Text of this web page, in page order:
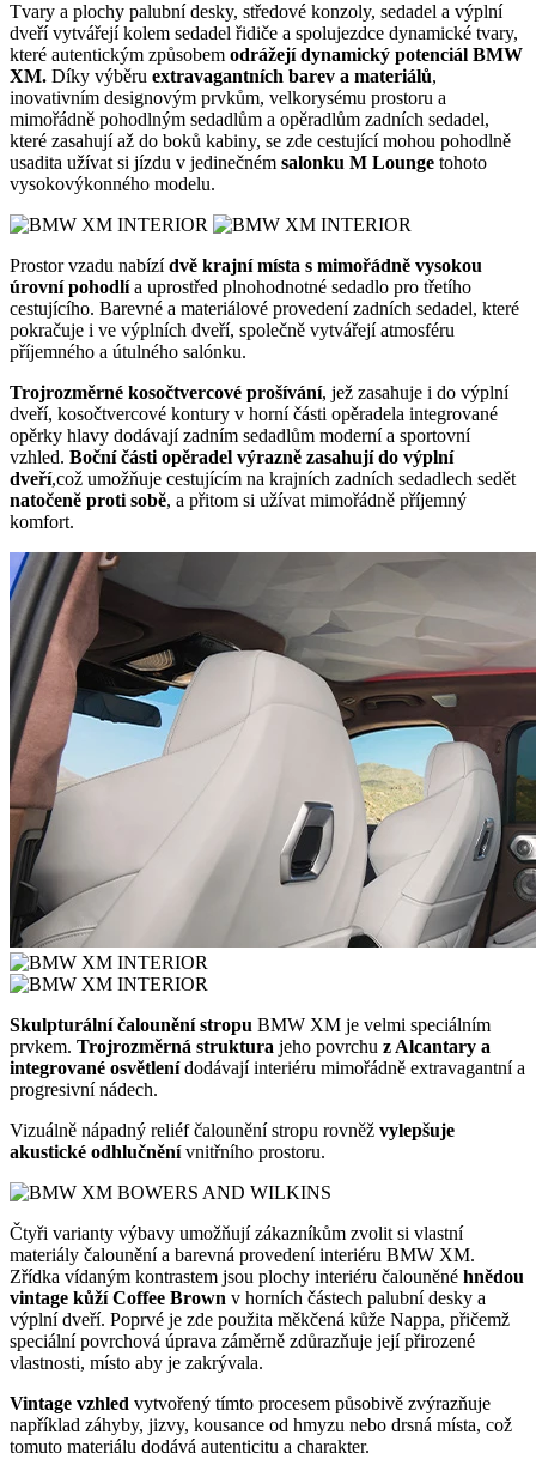
Tvary a plochy palubní desky, středové konzoly, sedadel a výplní
dveří vytvářejí kolem sedadel řidiče a spolujezdce dynamické tvary,
které autentickým způsobem odrážejí dynamický potenciál BMW
XM. Díky výběru extravagantních barev a materiálů,
inovativním designovým prvkům, velkorysému prostoru a
mimořádně pohodlným sedadlům a opěradlům zadních sedadel,
které zasahují až do boků kabiny, se zde cestující mohou pohodlně
usadita užívat si jízdu v jedinečném salonku M Lounge tohoto
vysokovýkonného modelu.
Prostor vzadu nabízídvě krajní místa s mimořádně vysokou
úrovní pohodlía uprostřed plnohodnotné sedadlo pro třetího
cestujícího. Barevné a materiálové provedení zadních sedadel, které
pokračuje i ve výplních dveří, společně vytvářejí atmosféru
příjemného a útulného salónku.
Trojrozměrné kosočtvercové prošívání, jež zasahuje i do výplní
dveří, kosočtvercové kontury v horní části opěradela integrované
opěrky hlavy dodávají zadním sedadlům moderní a sportovní
vzhled. Boční části opěradel výrazně zasahují do výplní
dveří,což umožňuje cestujícím na krajních zadních sedadlech sedět
natočeně proti sobě, a přitom si užívat mimořádně příjemný
komfort.
Skulpturální čalounění stropu BMW XM je velmi speciálním
prvkem. Trojrozměrná struktura jeho povrchu z Alcantary a
integrované osvětlenídodávají interiéru mimořádně extravagantní a
progresivní nádech.
Vizuálně nápadný reliéf čalounění stropu rovněž vylepšuje
akustické odhlučněnívnitřního prostoru.
Čtyři varianty výbavy umožňují zákazníkům zvolit si vlastní
materiály čalounění a barevná provedení interiéru BMW XM.
Zřídka vídaným kontrastem jsou plochy interiéru čalouněné hnědou
vintage kůží Coffee Brown v horních částech palubní desky a
výplní dveří. Poprvé je zde použita měkčená kůže Nappa, přičemž
speciální povrchová úprava záměrně zdůrazňuje její přirozené
vlastnosti, místo aby je zakrývala.
Vintage vzhled vytvořený tímto procesem působivě zvýrazňuje
například záhyby, jizvy, kousance od hmyzu nebo drsná místa, což
tomuto materiálu dodává autenticitu a charakter.